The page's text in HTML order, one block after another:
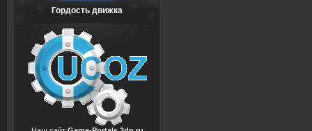
Гордость движка